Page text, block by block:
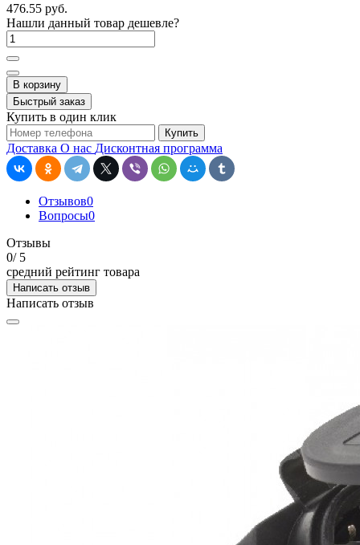
476.55 руб.
Нашли данный товар дешевле?
В корзину
Быстрый заказ
Купить в один клик
Купить
Доставка О нас Дисконтная программа
Отзывов0
Вопросы0
Отзывы
0/ 5
средний рейтинг товара
Написать отзыв
Написать отзыв